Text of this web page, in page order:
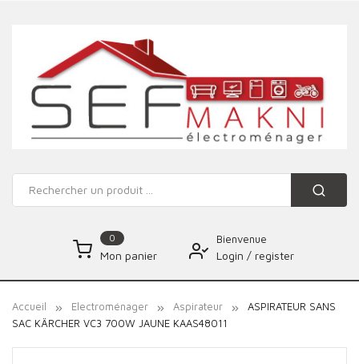
0
Mon panier
Bienvenue
Login / register
Accueil Electroménager Aspirateur
ASPIRATEUR SANS
SAC KÄRCHER VC3 700W JAUNE KAAS48011